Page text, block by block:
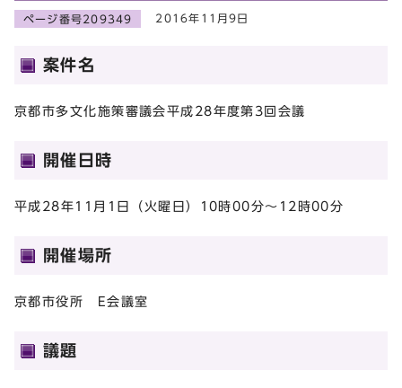
ページ番号209349 2016年11月9日
案件名
京都市多文化施策審議会平成28年度第3回会議
開催日時
平成28年11月1日（火曜日）10時00分～12時00分
開催場所
京都市役所 E会議室
議題